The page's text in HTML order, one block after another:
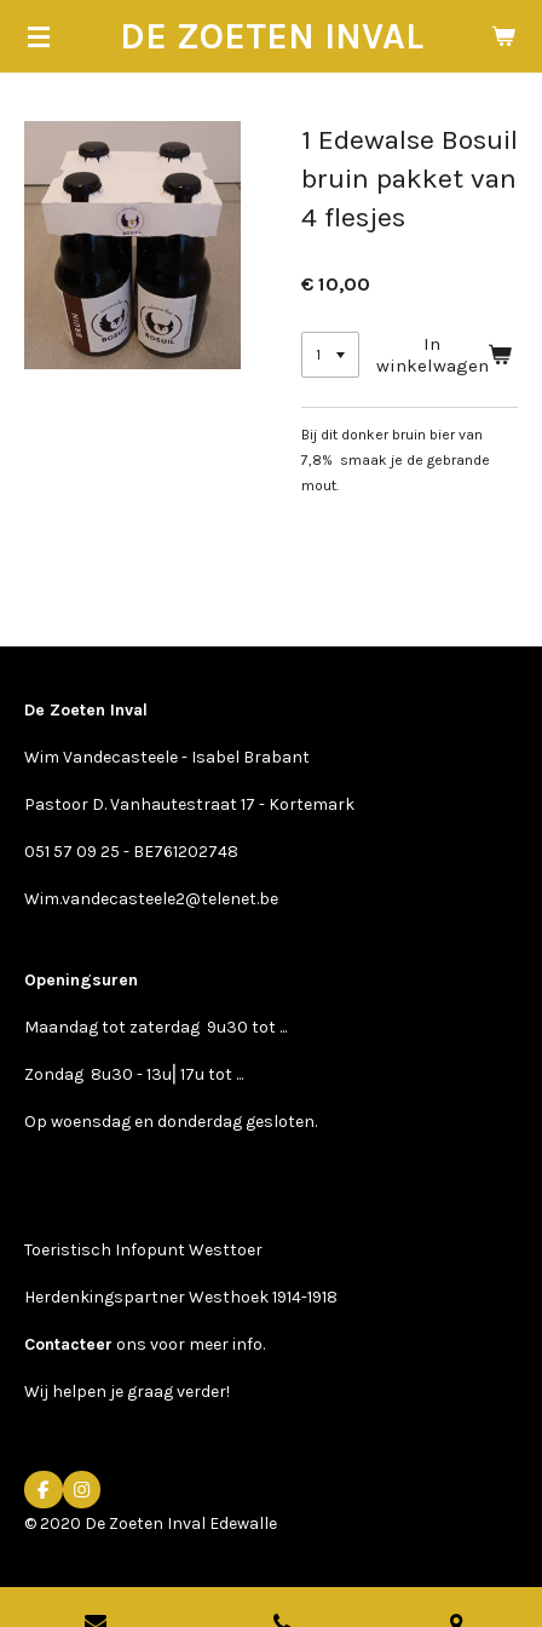
Ga
direct
naar
hoofdinhoud
DE ZOETEN INVAL
1 Edewalse Bosuil
bruin pakket van
4 flesjes
€ 10,00
In
winkelwagen
Bij dit donker bruin bier van
7,8% smaak je de gebrande
mout.
De Zoeten Inval
Wim Vandecasteele - Isabel Brabant
Pastoor D. Vanhautestraat 17 - Kortemark
051 57 09 25 - BE761202748
Wim.vandecasteele2@telenet.be
Openingsuren
Maandag tot zaterdag 9u30 tot ...
Zondag 8u30 - 13u⎢17u tot ...
Op woensdag en donderdag gesloten.
Toeristisch Infopunt Westtoer
Herdenkingspartner Westhoek 1914-1918
Contacteer ons voor meer info.
Wij helpen je graag verder!
F
a
c
I
n
s
a
© 2020 De Zoeten Inval Edewalle